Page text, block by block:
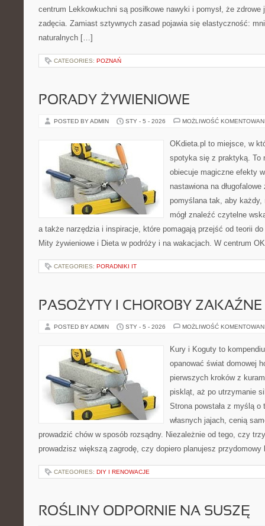
centrum Lekkowkuchni są posiłkowe nawyki i pomysł, że
zadęcia. Zamiast sztywnych zasad pojawia się elastyczność:
naturalnych […]
CATEGORIES: POZNAŃ
PORADY ŻYWIENIOWE
POSTED BY ADMIN STY - 5 - 2026 MOŻLIWOŚĆ
OKdieta.pl to miejsce, w
spotyka się z praktyką. To
obiecuje magiczne efekty
nastawiona na
pomyślana tak, aby
mógł znaleźć czytelne
a także narzędzia i inspiracje, które pomagają przejść od teorii
Mity żywieniowe i Dieta w podróży i na wakacjach. W centrum
CATEGORIES: PORADNIKI IT
PASOŻYTY I CHOROBY ZAKAŹNE
POSTED BY ADMIN STY - 5 - 2026 MOŻLIWOŚĆ
Kury i Koguty to
opanować świat domowej
pierwszych kroków z
piskląt, aż po utrzymanie
Strona powstała z myślą
własnych jajach, cenią
prowadzić chów w sposób rozsądny. Niezależnie od tego, czy
prowadzisz większą zagrodę, czy dopiero planujesz
CATEGORIES: DIY I RENOWACJE
ROŚLINY ODPORNIE NA SUSZĘ